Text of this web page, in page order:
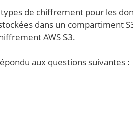
de chiffrement pour les
dans un compartiment
AWS S3.
aux questions suivantes :